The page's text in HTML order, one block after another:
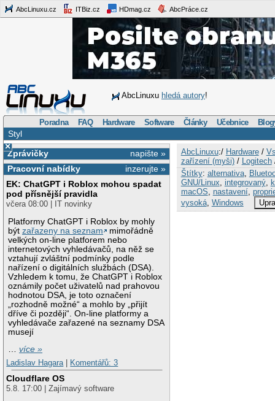
AbcLinuxu.cz ITBiz.cz HDmag.cz AbcPráce.cz
AbcLinuxu hledá autory!
Poradna FAQ Hardware Software Články Učebnice
Styl
×
napište »
Zprávičky
inzerujte »
Pracovní nabídky
EK: ChatGPT i Roblox mohou spadat
pod přísnější pravidla
včera 08:00 | IT novinky
Platformy ChatGPT i Roblox by mohly
býtzařazeny na seznam
mimořádně
velkých on-line platforem nebo
internetových vyhledávačů, na něž se
vztahují zvláštní podmínky podle
nařízení o digitálních službách (DSA).
Vzhledem k tomu, že ChatGPT i Roblox
oznámily počet uživatelů nad prahovou
hodnotou DSA, je toto označení
„rozhodně možné“ a mohlo by „přijít
dříve či později“. On-line platformy a
vyhledávače zařazené na seznamy DSA
musejí
…více »
Ladislav Hagara
Komentářů: 3
Cloudflare OS
5.8. 17:00 | Zajímavý software
AbcLinuxu:/ Hardware/
zařízení (myši)/ Logitech
Štítky: alternativa,
GNU/Linux, integrovaný,
macOS, nastavení,
vysoká, Windows